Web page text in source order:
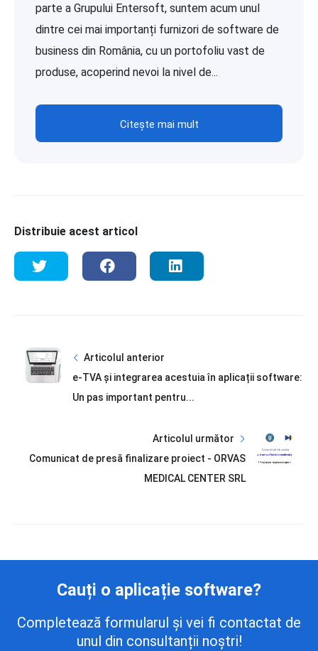
parte a Grupului Entersoft, suntem acum unul
dintre cei mai importanți furnizori de software de
business din România, cu un portofoliu vast de
produse, acoperind nevoi la nivel de...
Citește mai mult
Distribuie acest articol
Articolul anterior
e-TVA și integrarea acestuia în aplicații software:
Un pas important pentru...
Articolul următor
Comunicat de presă finalizare proiect - ORVAS
MEDICAL CENTER SRL
Cauți o aplicație software?
Completează formularul și vei fi contactat de
unul din consultanții noștri!